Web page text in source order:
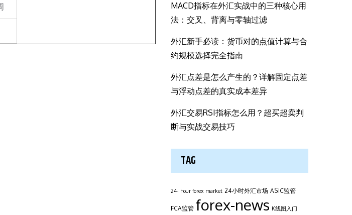
MACD指标在外汇实战中的三种核心用
法：交叉、背离与零轴过滤
外汇新手必读：货币对的点值计算与合
约规模选择完全指南
外汇点差是怎么产生的？详解固定点差
与浮动点差的真实成本差异
外汇交易RSI指标怎么用？超买超卖判
断与实战交易技巧
TAG
24- hour forex market 24小时外汇市场 ASIC监管
FCA监管 forex-news K线图入门